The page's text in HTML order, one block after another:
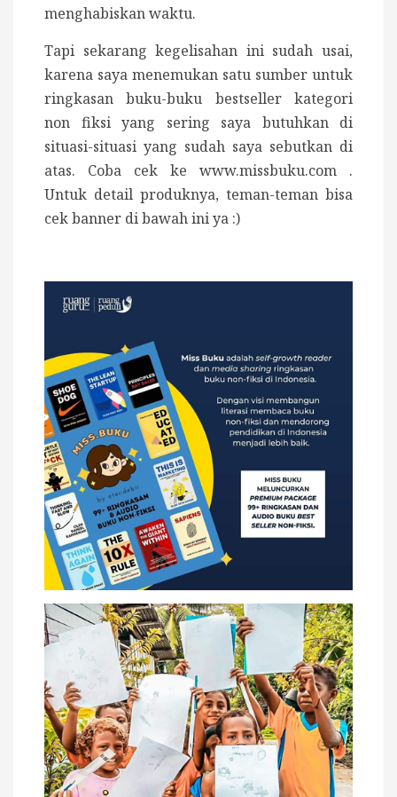
menghabiskan waktu.
Tapi sekarang kegelisahan ini sudah usai,
karena saya menemukan satu sumber untuk
ringkasan buku-buku bestseller kategori
non fiksi yang sering saya butuhkan di
situasi-situasi yang sudah saya sebutkan di
atas. Coba cek ke www.missbuku.com .
Untuk detail produknya, teman-teman bisa
cek banner di bawah ini ya :)